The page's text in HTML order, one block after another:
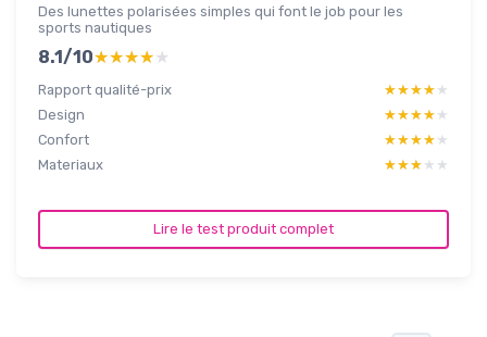
Des lunettes polarisées simples qui font le job pour les
sports nautiques
8.1/10★★★★★
★★★★★
Rapport qualité-prix ★★★★★
★★★★★
Design
★★★★★
★★★★★
Confort
★★★★★
★★★★★
Materiaux
★★★★★
★★★★★
Lire le test produit complet